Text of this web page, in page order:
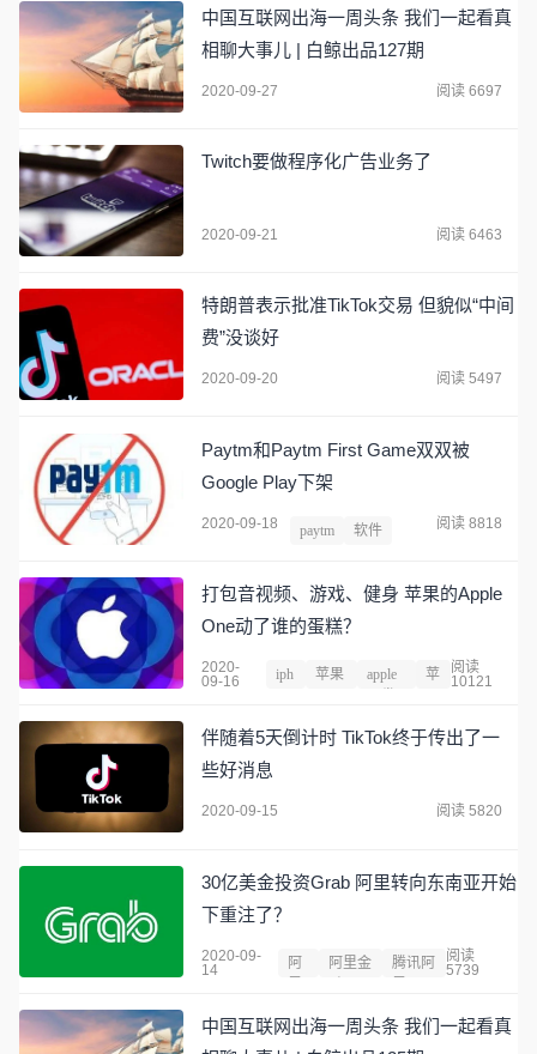
中国互联网出海一周头条 我们一起看真
相聊大事儿 | 白鲸出品127期
2020-09-27 阅读 6697
Twitch要做程序化广告业务了
2020-09-21 阅读 6463
特朗普表示批准TikTok交易 但貌似“中间
费”没谈好
2020-09-20 阅读 5497
Paytm和Paytm First Game双双被
Google Play下架
2020-09-18 paytm 软件 阅读 8818
打包音视频、游戏、健身 苹果的Apple
One动了谁的蛋糕？
2020-
09-16
iph
苹果
apple
苹
阅读
10121
伴随着5天倒计时 TikTok终于传出了一
些好消息
2020-09-15 阅读 5820
30亿美金投资Grab 阿里转向东南亚开始
下重注了？
2020-09-
14
阿
阿里金
腾讯阿
阅读
5739
中国互联网出海一周头条 我们一起看真